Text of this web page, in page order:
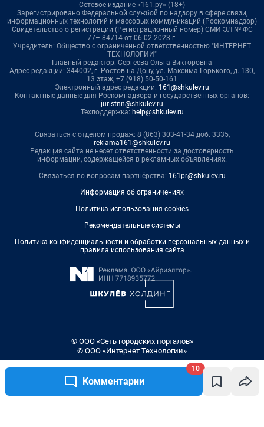
Комментарии
10
Сетевое издание «161.ру» (18+)
Зарегистрировано Федеральной службой по надзору в сфере связи,
информационных технологий и массовых коммуникаций (Роскомнадзор)
Свидетельство о регистрации (Регистрационный номер) СМИ ЭЛ № ФС
77– 84714 от 06.02.2023 г.
Учредитель: Общество с ограниченной ответственностью "ИНТЕРНЕТ
ТЕХНОЛОГИИ"
Главный редактор: Сергеева Ольга Викторовна
Адрес редакции: 344002, г. Ростов-на-Дону, ул. Максима Горького, д. 130,
13 этаж, +7 (918) 50-50-161
Электронный адрес редакции: 161@shkulev.ru
Контактные данные для Роскомнадзора и государственных органов:
juristnn@shkulev.ru
Техподдержка: help@shkulev.ru
Связаться с отделом продаж: 8 (863) 303-41-34 доб. 3335,
reklama161@shkulev.ru
Редакция сайта не несет ответственности за достоверность
информации, содержащейся в рекламных объявлениях.
Связаться по вопросам партнёрства: 161pr@shkulev.ru
Информация об ограничениях
Политика использования cookies
Рекомендательные системы
Политика конфиденциальности и обработки персональных данных и
правила использования сайта
© ООО «Сеть городских порталов»
© ООО «Интернет Технологии»